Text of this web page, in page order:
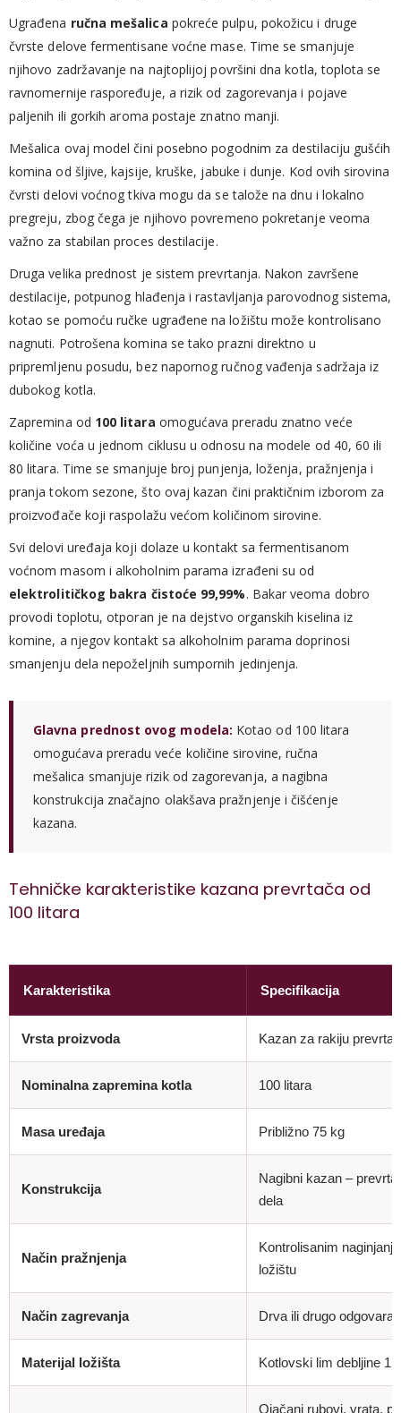
Ugrađena ručna mešalica pokreće pulpu, pokožicu i druge
čvrste delove fermentisane voćne mase. Time se smanjuje
njihovo zadržavanje na najtoplijoj površini dna kotla, toplota se
ravnomernije raspoređuje, a rizik od zagorevanja i pojave
paljenih ili gorkih aroma postaje znatno manji.
Mešalica ovaj model čini posebno pogodnim za destilaciju gušćih
komina od šljive, kajsije, kruške, jabuke i dunje. Kod ovih sirovina
čvrsti delovi voćnog tkiva mogu da se talože na dnu i lokalno
pregreju, zbog čega je njihovo povremeno pokretanje veoma
važno za stabilan proces destilacije.
Druga velika prednost je sistem prevrtanja. Nakon završene
destilacije, potpunog hlađenja i rastavljanja parovodnog sistema,
kotao se pomoću ručke ugrađene na ložištu može kontrolisano
nagnuti. Potrošena komina se tako prazni direktno u
pripremljenu posudu, bez napornog ručnog vađenja sadržaja iz
dubokog kotla.
Zapremina od 100 litara omogućava preradu znatno veće
količine voća u jednom ciklusu u odnosu na modele od 40, 60 ili
80 litara. Time se smanjuje broj punjenja, loženja, pražnjenja i
pranja tokom sezone, što ovaj kazan čini praktičnim izborom za
proizvođače koji raspolažu većom količinom sirovine.
Svi delovi uređaja koji dolaze u kontakt sa fermentisanom
voćnom masom i alkoholnim parama izrađeni su od
elektrolitičkog bakra čistoće 99,99%. Bakar veoma dobro
provodi toplotu, otporan je na dejstvo organskih kiselina iz
komine, a njegov kontakt sa alkoholnim parama doprinosi
smanjenju dela nepoželjnih sumpornih jedinjenja.
Glavna prednost ovog modela: Kotao od 100 litara
omogućava preradu veće količine sirovine, ručna
mešalica smanjuje rizik od zagorevanja, a nagibna
konstrukcija značajno olakšava pražnjenje i čišćenje
kazana.
Tehničke karakteristike kazana prevrtača od
100 litara
Karakteristika Specifikacija
Vrsta proizvoda Kazan za rakiju
Nominalna zapremina kotla 100 litara
Masa uređaja Približno 75 kg
Konstrukcija
Nagibni kazan –
dela
Način pražnjenja
Kontrolisanim
ložištu
Način zagrevanja Drva ili drugo
Materijal ložišta Kotlovski lim debljine
Ojačani rubovi, vrata,